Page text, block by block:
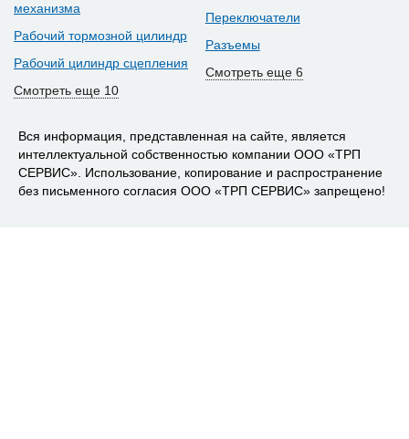
механизма
Рабочий тормозной цилиндр
Рабочий цилиндр сцепления
Смотреть еще 10
Переключатели
Разъемы
Смотреть еще 6
Вся информация, представленная на сайте, является
интеллектуальной собственностью компании ООО «ТРП
СЕРВИС». Использование, копирование и распространение
без письменного согласия ООО «ТРП СЕРВИС» запрещено!